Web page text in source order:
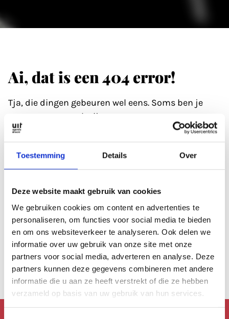
Toestemming Details Over
Deze website maakt gebruik van cookies
We gebruiken cookies om content en advertenties te
personaliseren, om functies voor social media te bieden
en om ons websiteverkeer te analyseren. Ook delen we
informatie over uw gebruik van onze site met onze
partners voor social media, adverteren en analyse. Deze
partners kunnen deze gegevens combineren met andere
informatie die u aan ze heeft verstrekt of die ze hebben
verzameld op basis van uw gebruik van hun services.
Ai, dat is een 404 error!
Tja, die dingen gebeuren wel eens. Soms ben je
gewoon even wat kwijt.
even een 'hickup'.
Anders kan je altijd even de zoekfunctie proberen?
Ofbekijk de agenda , die is altijd wel goed gevuld.
Of lees een artikel uitons archief.
Anders kan je altijd terug naar dehomepage.